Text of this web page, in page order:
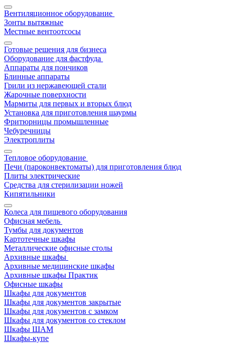
Вентиляционное оборудование
Зонты вытяжные
Местные вентоотсосы
Готовые решения для бизнеса
Оборудование для фастфуда
Аппараты для пончиков
Блинные аппараты
Грили из нержавеющей стали
Жарочные поверхности
Мармиты для первых и вторых блюд
Установка для приготовления шаурмы
Фритюрницы промышленные
Чебуречницы
Электроплиты
Тепловое оборудование
Печи (пароконвектоматы) для приготовления блюд
Плиты электрические
Средства для стерилизации ножей
Кипятильники
Колеса для пищевого оборудования
Офисная мебель
Тумбы для документов
Картотечные шкафы
Металлические офисные столы
Архивные шкафы
Архивные медицинские шкафы
Архивные шкафы Практик
Офисные шкафы
Шкафы для документов
Шкафы для документов закрытые
Шкафы для документов с замком
Шкафы для документов со стеклом
Шкафы ШАМ
Шкафы-купе